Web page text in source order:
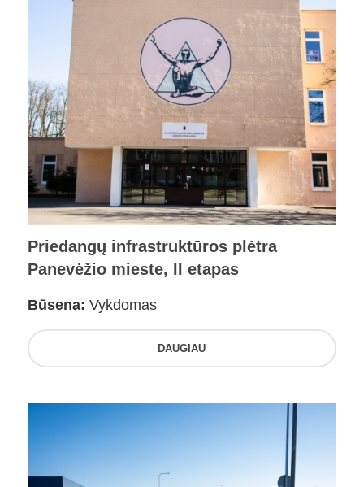
Priedangų infrastruktūros plėtra
Panevėžio mieste, II etapas
Būsena: Vykdomas
DAUGIAU